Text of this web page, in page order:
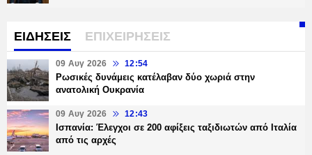
ΕΙΔΗΣΕΙΣ ΕΠΙΧΕΙΡΗΣΕΙΣ
09 Αυγ 2026 12:54
Ρωσικές δυνάμεις κατέλαβαν δύο χωριά στην
ανατολική Ουκρανία
09 Αυγ 2026 12:43
Ισπανία: Έλεγχοι σε 200 αφίξεις ταξιδιωτών από Ιταλία
από τις αρχές